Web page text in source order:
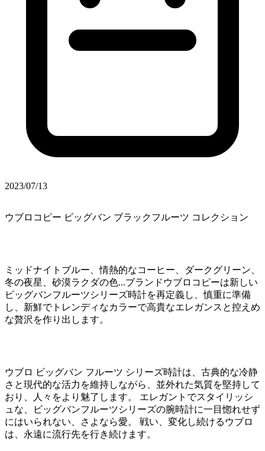
2023/07/13
ウブロコピー ビッグバン ブラックフルーツ コレクション
ミッドナイトブルー、情熱的なコーヒー、ダークグリーン、
冬の夜星、砂漠ラクダの色...ブランドウブロコピーは新しい
ビッグバンフルーツシリーズ時計を再定義し、慎重に準備
し、新鮮でトレンディなカラーで高貴なエレガンスと控えめ
な贅沢を作り出します。
ウブロ ビッグバン フルーツ シリーズ時計は、古典的な冷静
さと現代的な活力を維持しながら、並外れた気質を堅持して
おり、人々をより魅了します。 エレガントでスタイリッシ
ュな、ビッグバンフルーツシリーズの腕時計に一目惚れせず
にはいられない、さよなら愛。 戦い、変化し続けるウブロ
は、永遠に流行先を行き続けます。